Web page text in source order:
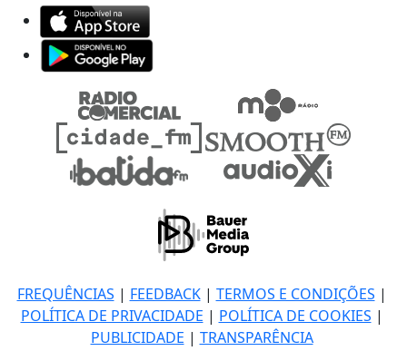
FREQUÊNCIAS | FEEDBACK| TERMOS E CONDIÇÕES |
POLÍTICA DE PRIVACIDADE | POLÍTICA DE COOKIES |
PUBLICIDADE | TRANSPARÊNCIA